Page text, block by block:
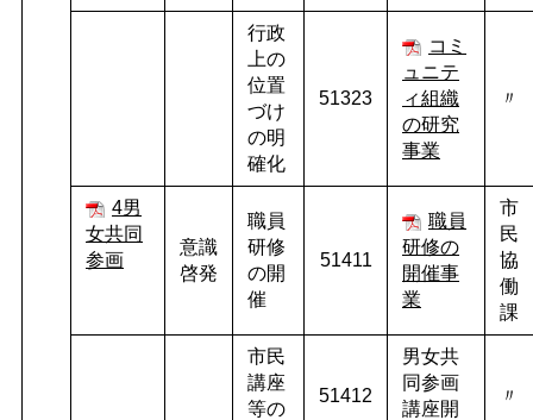
行政
上の
位置
づけ
の明
確化
51323
コミ
ュニテ
ィ組織
の研究
事業
〃
4男
女共同
参画
意識
啓発
職員
研修
の開
催
51411
職員
研修の
開催事
業
市
民
協
働
課
市民
講座
等の
51412
男女共
同参画
講座開
〃